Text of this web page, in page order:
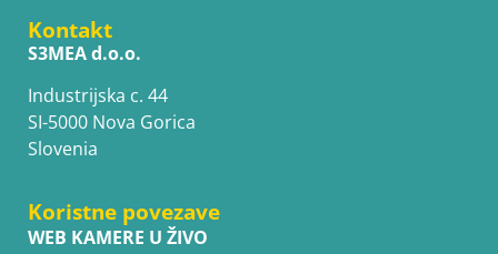
Kontakt
S3MEA d.o.o.
Industrijska c. 44
SI-5000 Nova Gorica
Slovenia
Koristne povezave
WEB KAMERE U ŽIVO